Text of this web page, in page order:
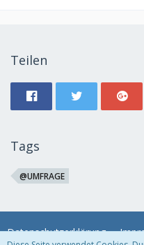
Teilen
Tags
@UMFRAGE
Datenschutzerklärung